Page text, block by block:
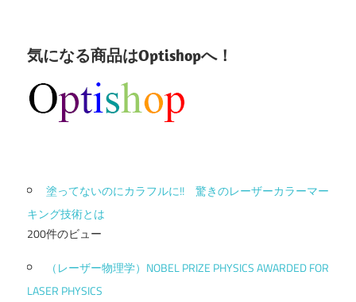
気になる商品はOptishopへ！
塗ってないのにカラフルに!! 驚きのレーザーカラーマー
キング技術とは
200件のビュー
（レーザー物理学）NOBEL PRIZE PHYSICS AWARDED FOR
LASER PHYSICS